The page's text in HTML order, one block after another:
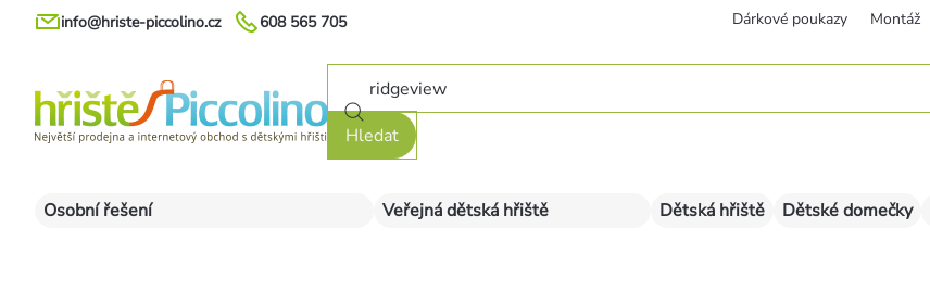
Přejít
608 565 705
info@hriste-piccolino.cz Dárkové poukazy Montáž
Hledat
Osobní řešení Veřejná dětská hřiště Dětská hřiště Dětské domečky